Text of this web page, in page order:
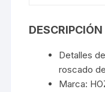
DESCRIPCIÓN
Detalles
roscado
Marca: